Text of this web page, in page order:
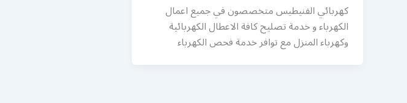
كهربائي الفنيطيس متخصصون في جميع اعمال
الكهرباء و خدمة تصليح كافة الاعطال الكهربائية
وكهرباء المنزل مع توافر خدمة فحص الكهرباء